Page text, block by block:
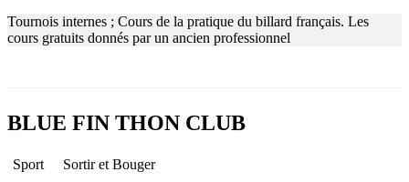
Tournois internes ; Cours de la pratique du billard français. Les
cours gratuits donnés par un ancien professionnel
BLUE FIN THON CLUB
Sport Sortir et Bouger